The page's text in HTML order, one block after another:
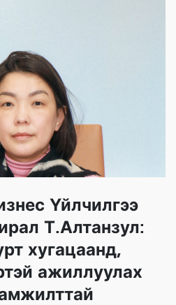
Үйлчилгээ
Т.Алтанзул:
хугацаанд,
ажиллуулах